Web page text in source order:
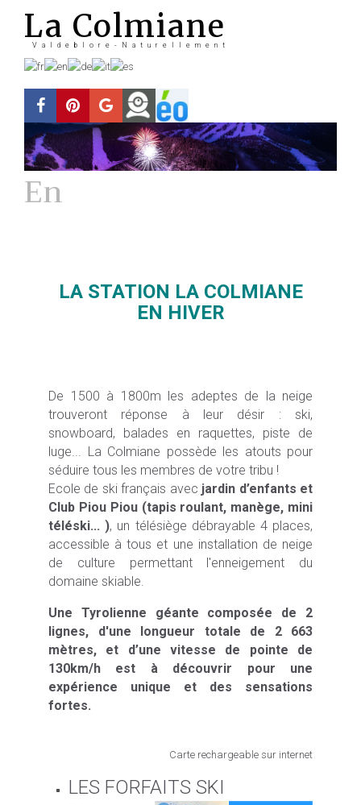
La Colmiane
Valdeblore-Naturellement
En
LA STATION LA COLMIANE
EN HIVER
De 1500 à 1800m les adeptes de la neige
trouveront réponse à leur désir : ski,
snowboard, balades en raquettes, piste de
luge... La Colmiane possède les atouts pour
séduire tous les membres de votre tribu !
Ecole de ski français avec jardin d’enfants et
Club Piou Piou (tapis roulant, manège, mini
téléski... ), un télésiège débrayable 4 places,
accessible à tous et une installation de neige
de culture permettant l'enneigement du
domaine skiable.
Une Tyrolienne géante composée de 2
lignes, d'une longueur totale de 2 663
mètres, et d’une vitesse de pointe de
130km/h est à découvrir pour une
expérience unique et des sensations
fortes.
Carte rechargeable sur internet
LES FORFAITS SKI